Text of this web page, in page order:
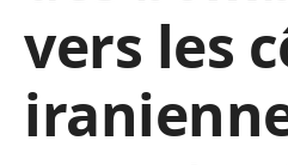
vers les